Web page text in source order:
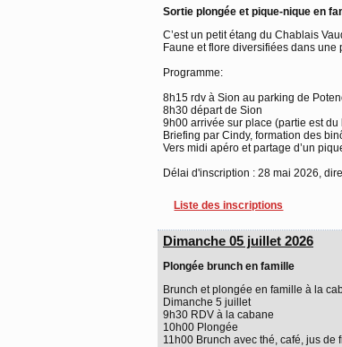
Sortie plongée et pique-nique en
C’est un petit étang du Chablais
Faune et flore diversifiées dans une
Programme:
8h15 rdv à Sion au parking de
8h30 départ de Sion
9h00 arrivée sur place (partie est
Briefing par Cindy, formation des
Vers midi apéro et partage d’un
Délai d'inscription : 28 mai 2026,
Liste des inscriptions
Dimanche 05 juillet 2026
Plongée brunch en famille
Brunch et plongée en famille à la
Dimanche 5 juillet
9h30 RDV à la cabane
10h00 Plongée
11h00 Brunch avec thé, café, jus de